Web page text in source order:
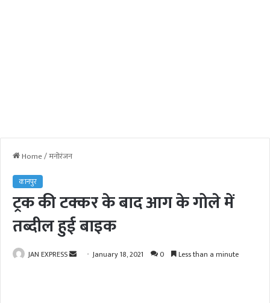
Home/मनोरंजन
कानपुर
ट्रक की टक्कर के बाद आग के गोले में
तब्दील हुई बाइक
JAN EXPRESS January 18, 2021 0 Less than a minute